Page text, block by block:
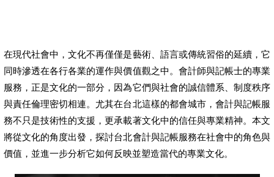
在現代社會中，文化不再僅僅是藝術、語言或傳統習俗的延續，它
同時滲透在各行各業的運作與價值觀之中。會計師與記帳士的專業
服務，正是文化的一部分，因為它們與社會的誠信體系、制度秩序
與責任倫理密切相連。尤其在台北這樣的都會城市，會計與記帳服
務不只是技術性的支援，更承載著文化中的信任與專業精神。本文
將從文化的角度出發，探討台北會計與記帳服務在社會中的角色與
價值，並進一步分析它如何反映並塑造當代的專業文化。